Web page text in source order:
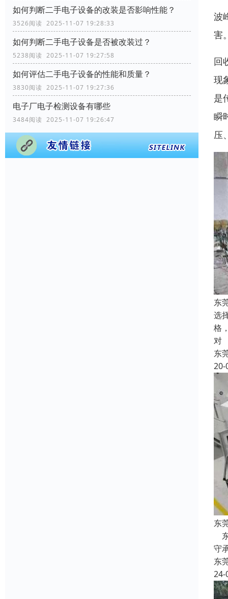
如何判断二手电子设备的改装是否影响性能？
3526阅读 2025-11-07 19:28:33
如何判断二手电子设备是否被改装过？
5238阅读 2025-11-07 19:27:58
如何评估二手电子设备的性能和质量？
3830阅读 2025-11-07 19:27:36
电子厂电子检测设备有哪些
3484阅读 2025-11-07 19:26:47
波
害
回
现
是
瞬
压
东
选
格
对
东
20-
东
守
东
24-